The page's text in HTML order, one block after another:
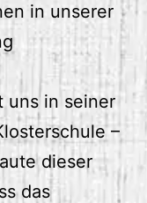
in unserer
uns in seiner
–
dieser
das